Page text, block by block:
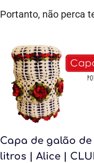
Portanto, não perca
Capa de galão de
litros | Alice |